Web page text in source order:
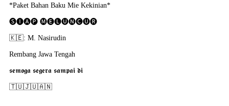
*Paket Bahan Baku Mie Kekinian*
🅢🅘🅐🅟 🅜🅔🅛🅤🅝🅒🅤🅡
🇰​🇪: M. Nasirudin
Rembang Jawa Tengah
𝖘𝖊𝖒𝖔𝖌𝖆 𝖘𝖊𝖌𝖊𝖗𝖆 𝖘𝖆𝖒𝖕𝖆𝖎 𝖉𝖎
🇹​🇺​🇯​🇺​🇦​🇳